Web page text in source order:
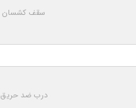
سقف کشسان
درب ضد حریق